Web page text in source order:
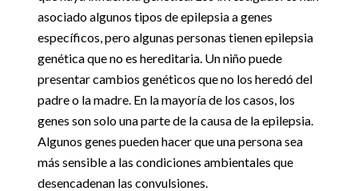
asociado algunos tipos de epilepsia a genes
específicos, pero algunas personas tienen epilepsia
genética que no es hereditaria. Un niño puede
presentar cambios genéticos que no los heredó del
padre o la madre. En la mayoría de los casos, los
genes son solo una parte de la causa de la epilepsia.
Algunos genes pueden hacer que una persona sea
más sensible a las condiciones ambientales que
desencadenan las convulsiones.